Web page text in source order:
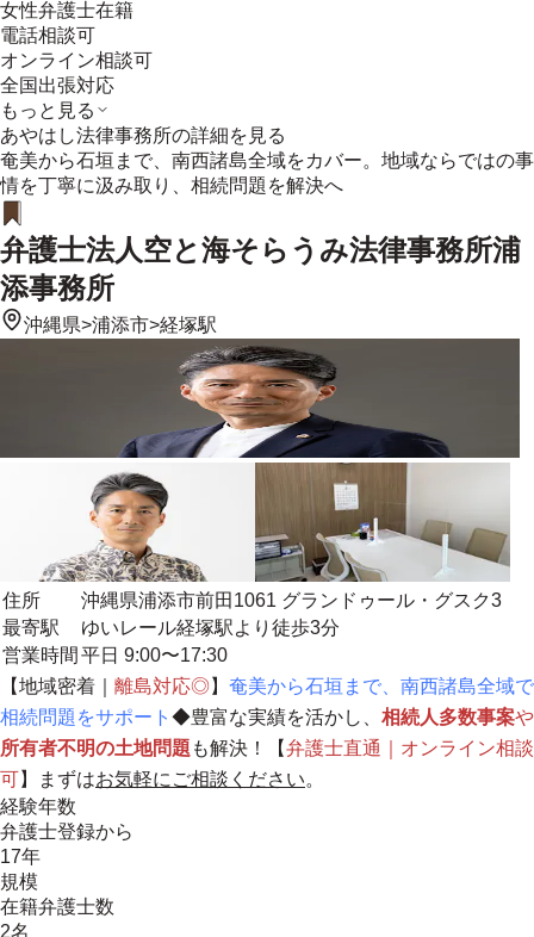
女性弁護士在籍
電話相談可
オンライン相談可
全国出張対応
もっと見る
あやはし法律事務所の詳細を見る
奄美から石垣まで、南西諸島全域をカバー。地域ならではの事
情を丁寧に汲み取り、相続問題を解決へ
弁護士法人空と海そらうみ法律事務所浦
添事務所
沖縄県>浦添市>経塚駅
住所
沖縄県浦添市前田1061 グランドゥール・グスク3
最寄駅
ゆいレール経塚駅より徒歩3分
営業時間 平日 9:00〜17:30
【地域密着 離島対応◎】 奄美から石垣まで、南西諸島全域で
相続問題をサポート ◆豊富な実績を活かし、 相続人多数事案や
所有者不明の土地問題 も解決！【弁護士直通｜オンライン相談
可】まずはお気軽にご相談ください。
経験年数
弁護士登録から
17年
規模
在籍弁護士数
2名